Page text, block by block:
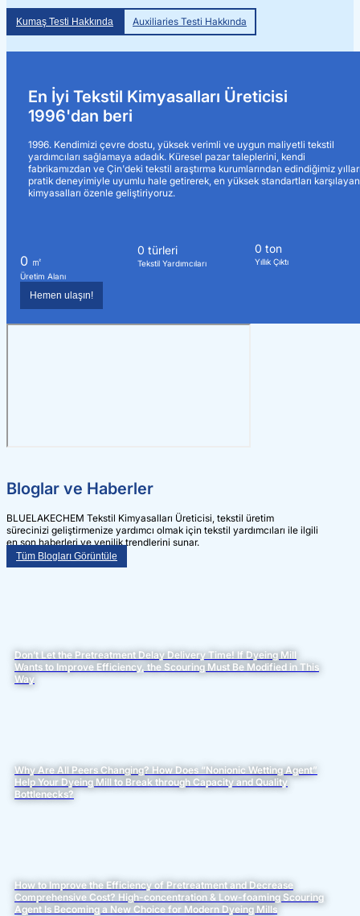
Kumaş Testi Hakkında Auxiliaries Testi Hakkında
En İyi Tekstil Kimyasalları Üreticisi
1996'dan beri
1996. Kendimizi çevre dostu, yüksek verimli ve uygun maliyetli tekstil
yardımcıları sağlamaya adadık. Küresel pazar taleplerini, kendi
fabrikamızdan ve Çin'deki tekstil araştırma kurumlarından edindiğimiz
pratik deneyimiyle uyumlu hale getirerek, en yüksek standartları karşılayan
kimyasalları özenle geliştiriyoruz.
0 ㎡
Üretim Alanı
0 türleri
Tekstil Yardımcıları
0 ton
Yıllık Çıktı
Hemen ulaşın!
Bloglar ve Haberler
BLUELAKECHEM Tekstil Kimyasalları Üreticisi, tekstil üretim
sürecinizi geliştirmenize yardımcı olmak için tekstil yardımcıları ile ilgili
en son haberleri ve yenilik trendlerini sunar.
Tüm Blogları Görüntüle
Don’t Let the Pretreatment Delay Delivery Time! If Dyeing Mill
Wants to Improve Efficiency, the Scouring Must Be Modified in This
Way
Why Are All Peers Changing? How Does “Nonionic Wetting Agent”
Help Your Dyeing Mill to Break through Capacity and Quality
Bottlenecks?
How to Improve the Efficiency of Pretreatment and Decrease
Comprehensive Cost? High-concentration & Low-foaming Scouring
Agent Is Becoming a New Choice for Modern Dyeing Mills